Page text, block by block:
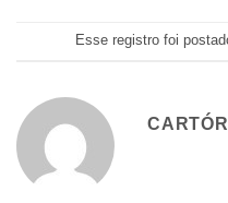
Esse registro foi